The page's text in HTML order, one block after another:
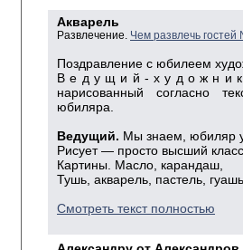
Акварель
Развлечение. Чем развлечь
Поздравление с юбилеем
В е д у щ и й - х у д о ж н и к
нарисованный согласно
юбиляра.
Ведущий. Мы знаем, юбиляр
Рисует — просто высший
Картины. Масло, карандаш,
Тушь, акварель, пастель,
Смотреть текст полностью